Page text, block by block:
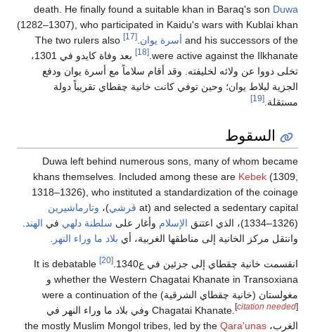
death. He finally found a suitable khan in Baraq's son Duwa
(1282–1307), who participated in Kaidu's wars with Kublai khan
and his successors of the أسرة يوان [17]
The two rulers also
were active against the Ilkhanate.
[18]
بعد وفاة كايدو في 1301،
تخلى دووا عن ولائه لخليفته. وقد أقام سلاماً مع أسرة يوان ودفع
الجزية لبلاط يوان؛ وحين توفي كانت خانية چقطاي تقريباً دولة
مستقلة. [19]
السقوط
Duwa left behind numerous sons, many of whom became
khans themselves. Included among these are Kebek (1309,
1318–1326), who instituted a standardization of the coinage
and selected a sedentary capital (at
قرشي)، وتارماشيرين
(1326–1334)، الذي اعتنق
الإسلام وأغار على سلطنة دلهي في الهند
وانتقل مركز الخانية إلى مناطقها الغربية، أي بلاد ما وراء النهر
انقسمت خانية چقطاي إلى جزئين في ع1340. [20]
It is debatable
whether the Western Chagatai Khanate in Transoxiana و
مغولستان (خانية چقطاي الشرقية) were a continuation of the
Chagatai Khanate. [citation needed]
وفي بلاد ما وراء النهر في
الغرب، the mostly Muslim Mongol tribes, led by the Qara'unas